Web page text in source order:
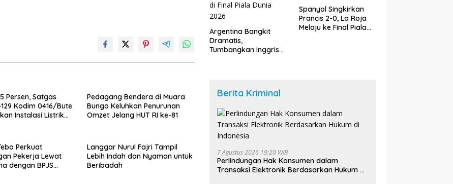
Persen, Satgas
Kodim 0416/Bute
Instalasi Listrik
Pedagang Bendera di Muara
Bungo Keluhkan Penurunan
Omzet Jelang HUT RI ke-81
Perkuat
Pekerja Lewat
dengan BPJS
Langgar Nurul Fajri Tampil
Lebih Indah dan Nyaman untuk
Beribadah
Argentina Bangkit
Dramatis,
Tumbangkan Inggris
Spanyol Singkirkan
Prancis 2-0, La Roja
Melaju ke Final Piala
Berita Kriminal
7 Agustus 2026 19:20 WIB
Perlindungan Hak Konsumen dalam
Transaksi Elektronik Berdasarkan Hukum di